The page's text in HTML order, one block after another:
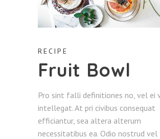
RECIPE
Fruit Bowl
Pro sint falli definitiones no, vel ei
intellegat. At pri civibus consequat
efficiantur, sea altera alterum
necessitatibus ea. Odio nostrud